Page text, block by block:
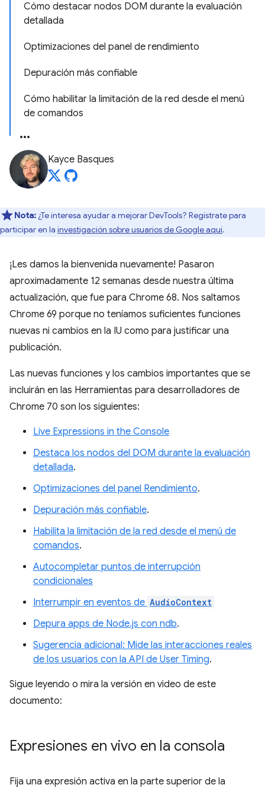
Cómo destacar nodos DOM durante la evaluación
detallada
Optimizaciones del panel de rendimiento
Depuración más confiable
Cómo habilitar la limitación de la red desde el menú
de comandos
Kayce Basques
Nota: ¿Te interesa ayudar a mejorar DevTools? Regístrate para
participar en la investigación sobre usuarios de Google aquí.
¡Les damos la bienvenida nuevamente! Pasaron
aproximadamente 12 semanas desde nuestra última
actualización, que fue para Chrome 68. Nos saltamos
Chrome 69 porque no teníamos suficientes funciones
nuevas ni cambios en la IU como para justificar una
publicación.
Las nuevas funciones y los cambios importantes que se
incluirán en las Herramientas para desarrolladores de
Chrome 70 son los siguientes:
Live Expressions in the Console
Destaca los nodos del DOM durante la evaluación
detallada.
Optimizaciones del panel Rendimiento.
Depuración más confiable.
Habilita la limitación de la red desde el menú de
comandos.
Autocompletar puntos de interrupción
condicionales
Interrumpir en eventos de AudioContext
Depura apps de Node.js con ndb.
Sugerencia adicional: Mide las interacciones reales
de los usuarios con la API de User Timing.
Sigue leyendo o mira la versión en video de este
documento:
Expresiones en vivo en la consola
Fija una expresión activa en la parte superior de la